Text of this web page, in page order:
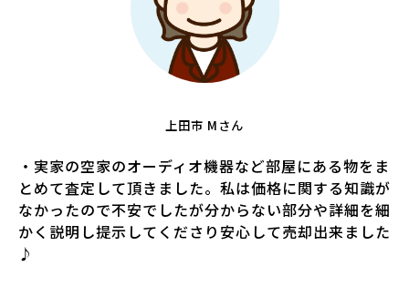
上田市 Mさん
・実家の空家のオーディオ機器など部屋にある物をま
とめて査定して頂きました。私は価格に関する知識が
なかったので不安でしたが分からない部分や詳細を細
かく説明し提示してくださり安心して売却出来ました
♪